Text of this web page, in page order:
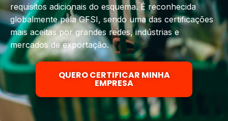
requisitos adicionais do esquema. É reconhecida
globalmente pela GFSI, sendo uma das certificações
mais aceitas por grandes redes, indústrias e
mercados de exportação.
QUERO CERTIFICAR MINHA
EMPRESA